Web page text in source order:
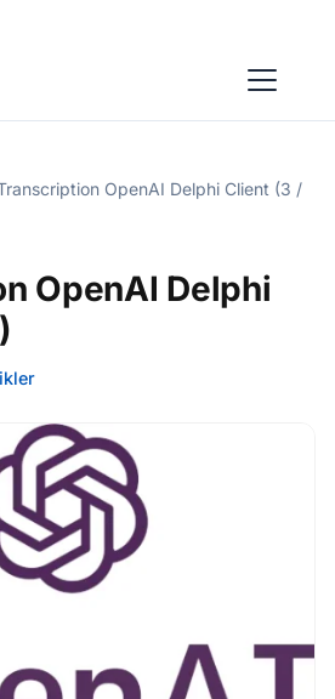
OpenAI Delphi Client (3 /
OpenAI Delphi